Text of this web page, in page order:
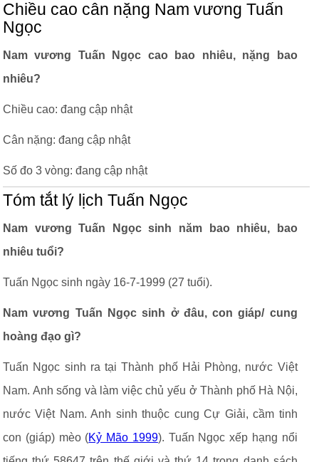
Chiều cao cân nặng Nam vương Tuấn
Ngọc
Nam vương Tuấn Ngọc cao bao nhiêu, nặng bao
nhiêu?
Chiều cao: đang cập nhật
Cân nặng: đang cập nhật
Số đo 3 vòng: đang cập nhật
Tóm tắt lý lịch Tuấn Ngọc
Nam vương Tuấn Ngọc sinh năm bao nhiêu, bao
nhiêu tuổi?
Tuấn Ngọc sinh ngày 16-7-1999 (27 tuổi).
Nam vương Tuấn Ngọc sinh ở đâu, con giáp/ cung
hoàng đạo gì?
Tuấn Ngọc sinh ra tại Thành phố Hải Phòng, nước Việt
Nam. Anh sống và làm việc chủ yếu ở Thành phố Hà Nội,
nước Việt Nam. Anh sinh thuộc cung Cự Giải, cầm tinh
con (giáp) mèo (Kỷ Mão 1999). Tuấn Ngọc xếp hạng nổi